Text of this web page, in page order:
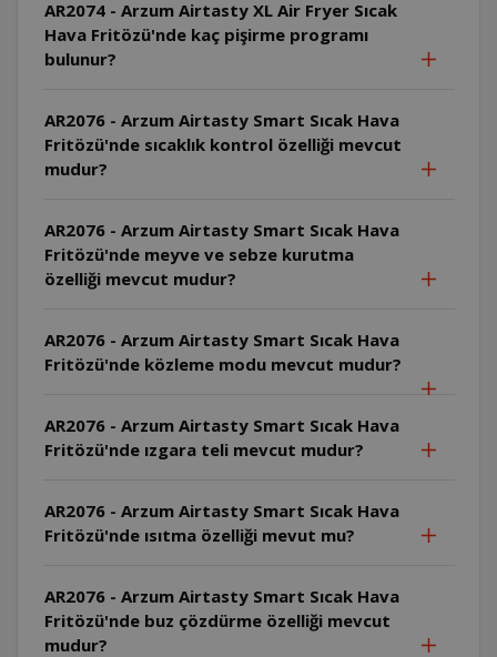
AR2074 - Arzum Airtasty XL Air Fryer Sıcak
Hava Fritözü'nde kaç pişirme programı
bulunur?
AR2076 - Arzum Airtasty Smart Sıcak Hava
Fritözü'nde sıcaklık kontrol özelliği mevcut
mudur?
AR2076 - Arzum Airtasty Smart Sıcak Hava
Fritözü'nde meyve ve sebze kurutma
özelliği mevcut mudur?
AR2076 - Arzum Airtasty Smart Sıcak Hava
Fritözü'nde közleme modu mevcut mudur?
AR2076 - Arzum Airtasty Smart Sıcak Hava
Fritözü'nde ızgara teli mevcut mudur?
AR2076 - Arzum Airtasty Smart Sıcak Hava
Fritözü'nde ısıtma özelliği mevut mu?
AR2076 - Arzum Airtasty Smart Sıcak Hava
Fritözü'nde buz çözdürme özelliği mevcut
mudur?